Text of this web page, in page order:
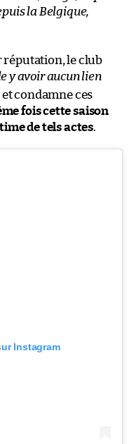
la Belgique,
réputation, le club
y avoir aucun lien
et condamne ces
fois cette saison
de tels actes.
Instagram